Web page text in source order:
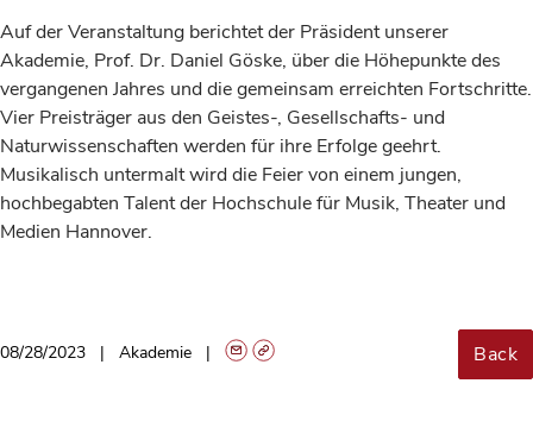
Auf der Veranstaltung berichtet der Präsident unserer
Akademie, Prof. Dr. Daniel Göske, über die Höhepunkte des
vergangenen Jahres und die gemeinsam erreichten Fortschritte.
Vier Preisträger aus den Geistes-, Gesellschafts- und
Naturwissenschaften werden für ihre Erfolge geehrt.
Musikalisch untermalt wird die Feier von einem jungen,
hochbegabten Talent der Hochschule für Musik, Theater und
Medien Hannover.
08/28/2023 Akademie Back